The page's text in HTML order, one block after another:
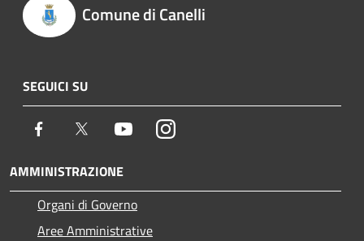
Comune di Canelli
SEGUICI SU
Facebook Twitter YoutubeInstagram
AMMINISTRAZIONE
Organi di Governo
Aree Amministrative